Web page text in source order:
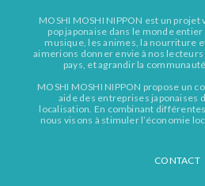
MOSHI MOSHI NIPPON est un
pop japonaise dans le monde entier
musique, les animes, la nourriture
aimerions donner envie à nos
pays, et agrandir la
MOSHI MOSHI NIPPON propose un
aide des entreprises japonaises
localisation. En combinant
nous visons à stimuler l’économie
CONTACT